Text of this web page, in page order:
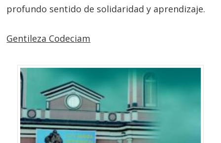
profundo sentido de solidaridad y aprendizaje.
Gentileza Codeciam